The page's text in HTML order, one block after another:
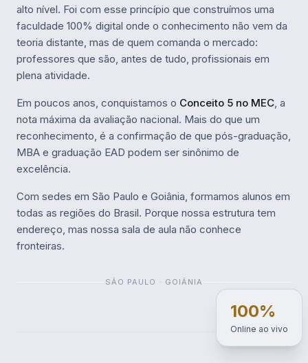
100%
Online ao vivo
alto nível. Foi com esse princípio que construímos uma
faculdade 100% digital onde o conhecimento não vem da
teoria distante, mas de quem comanda o mercado:
professores que são, antes de tudo, profissionais em
plena atividade.
Em poucos anos, conquistamos o Conceito 5 no MEC, a
nota máxima da avaliação nacional. Mais do que um
reconhecimento, é a confirmação de que pós-graduação,
MBA e graduação EAD podem ser sinônimo de
excelência.
Com sedes em São Paulo e Goiânia, formamos alunos em
todas as regiões do Brasil. Porque nossa estrutura tem
endereço, mas nossa sala de aula não conhece
fronteiras.
SÃO PAULO · GOIÂNIA